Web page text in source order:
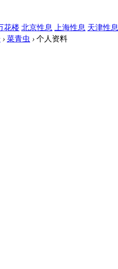
花楼 北京性息 上海性息 天津性息
› 菜青虫 › 个人资料